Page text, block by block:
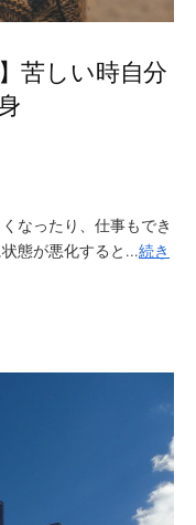
苦しい時自分
なったり、仕事もでき
態が悪化すると...続き